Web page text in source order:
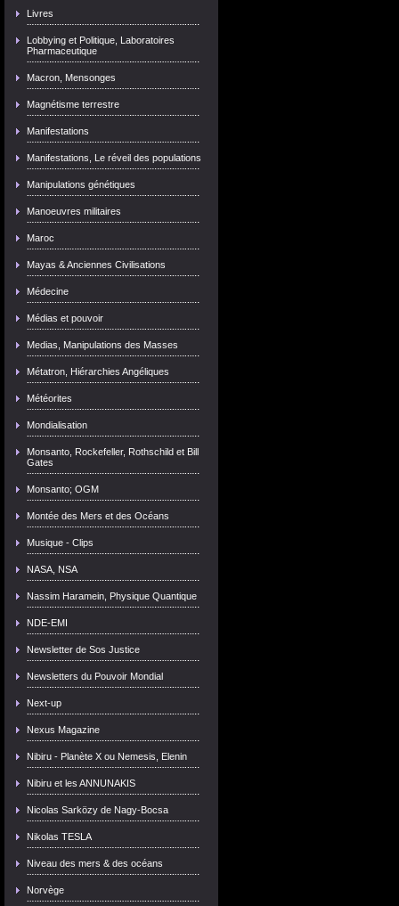
Livres
Lobbying et Politique, Laboratoires
Pharmaceutique
Macron, Mensonges
Magnétisme terrestre
Manifestations
Manifestations, Le réveil des populations
Manipulations génétiques
Manoeuvres militaires
Maroc
Mayas & Anciennes Civilisations
Médecine
Médias et pouvoir
Medias, Manipulations des Masses
Métatron, Hiérarchies Angéliques
Météorites
Mondialisation
Monsanto, Rockefeller, Rothschild et Bill
Gates
Monsanto; OGM
Montée des Mers et des Océans
Musique - Clips
NASA, NSA
Nassim Haramein, Physique Quantique
NDE-EMI
Newsletter de Sos Justice
Newsletters du Pouvoir Mondial
Next-up
Nexus Magazine
Nibiru - Planète X ou Nemesis, Elenin
Nibiru et les ANNUNAKIS
Nicolas Sarközy de Nagy-Bocsa
Nikolas TESLA
Niveau des mers & des océans
Norvège